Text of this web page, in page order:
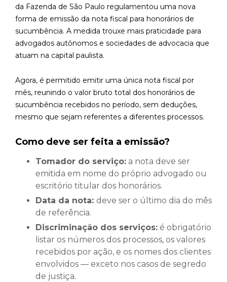
da Fazenda de São Paulo regulamentou uma nova
forma de emissão da nota fiscal para honorários de
sucumbência. A medida trouxe mais praticidade para
advogados autônomos e sociedades de advocacia que
atuam na capital paulista.
Agora, é permitido emitir uma única nota fiscal por
mês, reunindo o valor bruto total dos honorários de
sucumbência recebidos no período, sem deduções,
mesmo que sejam referentes a diferentes processos.
Como deve ser feita a emissão?
Tomador do serviço: a nota deve ser
emitida em nome do próprio advogado ou
escritório titular dos honorários.
Data da nota: deve ser o último dia do mês
de referência.
Discriminação dos serviços: é obrigatório
listar os números dos processos, os valores
recebidos por ação, e os nomes dos clientes
envolvidos — exceto nos casos de segredo
de justiça.